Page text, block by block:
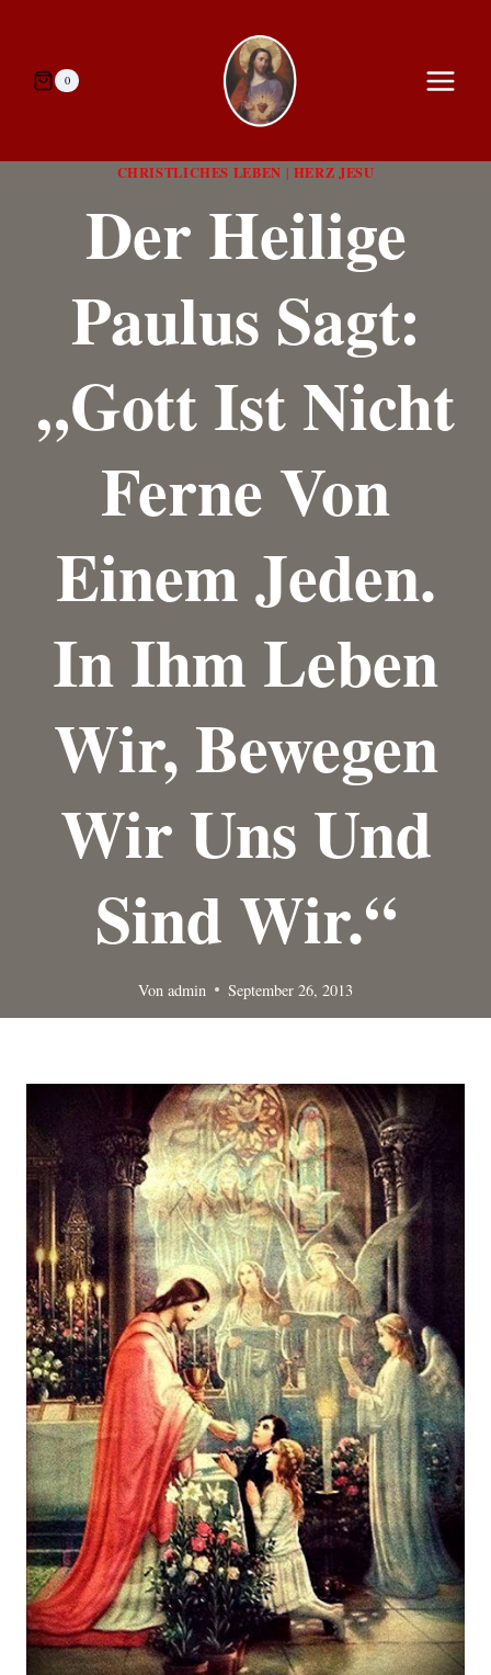
springen0
CHRISTLICHES LEBEN | HERZ JESU
Der Heilige
Paulus Sagt:
„Gott Ist Nicht
Ferne Von
Einem Jeden.
In Ihm Leben
Wir, Bewegen
Wir Uns Und
Sind Wir.“
Von admin September 26, 2013